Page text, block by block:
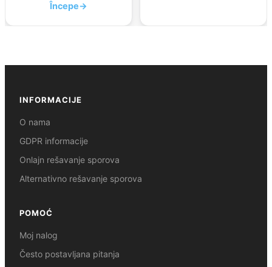
Începe→
INFORMACIJE
O nama
GDPR informacije
Onlajn rešavanje sporova
Alternativno rešavanje sporova
POMOĆ
Moj nalog
Često postavljana pitanja